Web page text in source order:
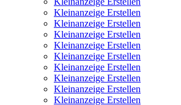
Kleinanzeige Erstellen
Kleinanzeige Erstellen
Kleinanzeige Erstellen
Kleinanzeige Erstellen
Kleinanzeige Erstellen
Kleinanzeige Erstellen
Kleinanzeige Erstellen
Kleinanzeige Erstellen
Kleinanzeige Erstellen